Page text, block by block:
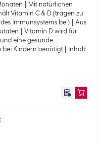
Mit natürlichen
Vitamin C & D (tragen zu
Immunsystems bei)
Aus
Vitamin D wird für
eine gesunde
bei Kindern benötigt
Inhalt: